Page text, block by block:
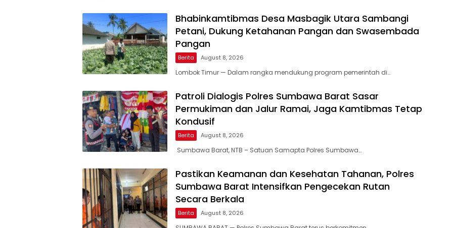
Bhabinkamtibmas Desa Masbagik Utara Sambangi
Petani, Dukung Ketahanan Pangan dan Swasembada
Pangan
Berita August 8, 2026
Lombok Timur — Dalam rangka mendukung program pemerintah di…
Patroli Dialogis Polres Sumbawa Barat Sasar
Permukiman dan Jalur Ramai, Jaga Kamtibmas Tetap
Kondusif
Berita August 8, 2026
Sumbawa Barat, NTB – Satuan Samapta Polres Sumbawa…
Pastikan Keamanan dan Kesehatan Tahanan, Polres
Sumbawa Barat Intensifkan Pengecekan Rutan
Secara Berkala
Berita August 8, 2026